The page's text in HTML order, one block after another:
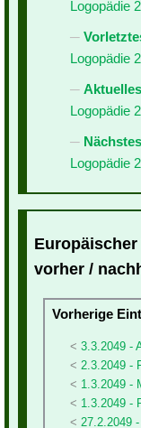
Logopädie
Logopädie
Logopädie
Logopädie
vorher /
Vorherige
3.3.2049 -
2.3.2049 -
1.3.2049 -
1.3.2049 -
27.2.2049